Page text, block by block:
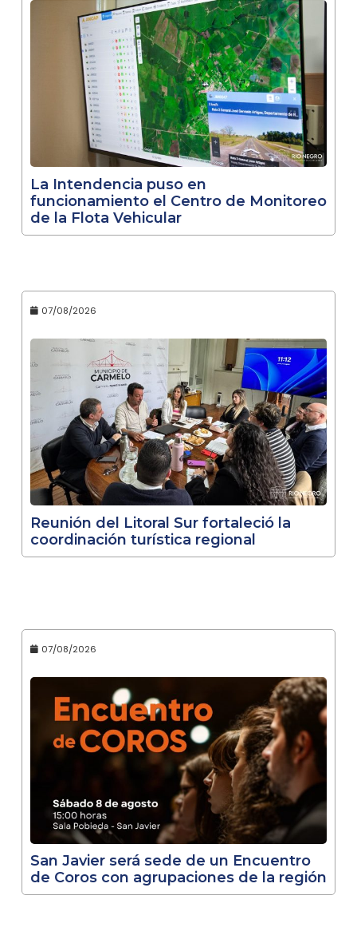
La Intendencia puso en
funcionamiento el Centro de Monitoreo
de la Flota Vehicular
07/08/2026
Reunión del Litoral Sur fortaleció la
coordinación turística regional
07/08/2026
San Javier será sede de un Encuentro
de Coros con agrupaciones de la región